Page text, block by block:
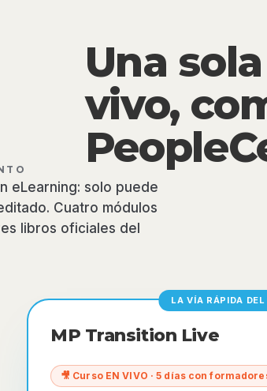
Una
vivo,
eLearning: solo puede
Cuatro módulos
libros oficiales del
LA VÍA RÁPIDA
MP Transition Live
🎥 Curso EN VIVO · 5 días con